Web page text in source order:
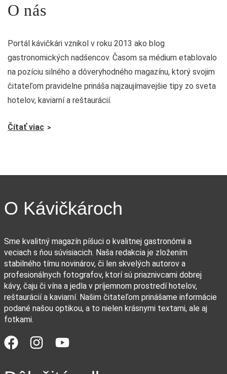
O nás
Portál kávičkári vznikol v roku 2013 ako blog
gastronomických nadšencov. Časom sa médium etablovalo
na pozíciu silného a dôveryhodného magazínu, ktorý svojim
čitateľom pravidelne prináša najzaujímavejšie tipy zo sveta
hotelov, kaviarní a reštaurácií.
Čítať viac
O Kávičkároch
Sme kvalitný magazín píšuci o kvalitnej gastronómii a
veciach s ňou súvisiacich. Naša redakcia je zložením
stabilného tímu novinárov, či len skvelých autorov a
profesionálnych fotografov, ktorí sú priaznivcami dobrej
kávy, čaju či vína a jedla v príjemnom prostredí hotelov,
reštaurácií a kaviarní. Našim čitateľom prinášame informácie
podané našou optikou, a to nielen krásnymi textami, ale aj
fotkami.